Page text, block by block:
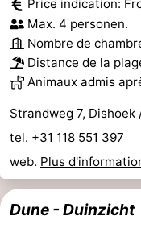
Price indication:
Max. 4 personen.
Nombre de
Distance de la
Animaux admis
Strandweg 7, Dishoek
tel. +31 118 551 397
web. Plus
Dune - Duinzicht